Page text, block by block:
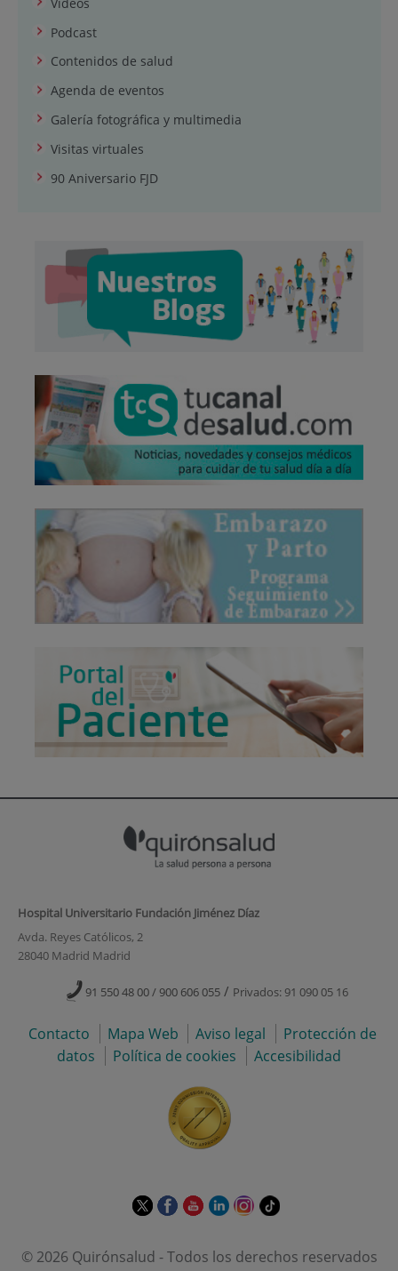
Podcast
Contenidos de salud
Agenda de eventos
Galería fotográfica y multimedia
Visitas virtuales
90 Aniversario FJD
Hospital Universitario Fundación Jiménez Díaz
Avda. Reyes Católicos, 2
28040 Madrid Madrid
91 550 48 00 / 900 606 055 / Privados: 91 090 05 16
Contacto Mapa Web Aviso legal
Protección de
datos
Política de cookies Accesibilidad
Este
abrirá
Este
abrirá
Este
abrirá
Este
abrirá
Este
abrirá
Enlace
aplicación
© 2026 Quirónsalud - Todos los derechos reservados